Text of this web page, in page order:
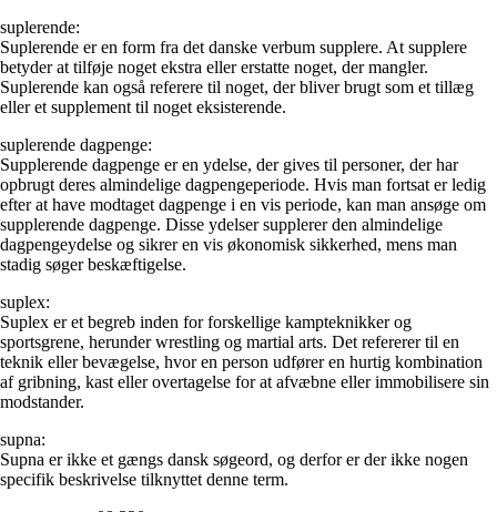
suplerende:
Suplerende er en form fra det danske verbum supplere. At supplere
betyder at tilføje noget ekstra eller erstatte noget, der mangler.
Suplerende kan også referere til noget, der bliver brugt som et tillæg
eller et supplement til noget eksisterende.
suplerende dagpenge:
Supplerende dagpenge er en ydelse, der gives til personer, der har
opbrugt deres almindelige dagpengeperiode. Hvis man fortsat er ledig
efter at have modtaget dagpenge i en vis periode, kan man ansøge om
supplerende dagpenge. Disse ydelser supplerer den almindelige
dagpengeydelse og sikrer en vis økonomisk sikkerhed, mens man
stadig søger beskæftigelse.
suplex:
Suplex er et begreb inden for forskellige kampteknikker og
sportsgrene, herunder wrestling og martial arts. Det refererer til en
teknik eller bevægelse, hvor en person udfører en hurtig kombination
af gribning, kast eller overtagelse for at afvæbne eller immobilisere sin
modstander.
supna:
Supna er ikke et gængs dansk søgeord, og derfor er der ikke nogen
specifik beskrivelse tilknyttet denne term.